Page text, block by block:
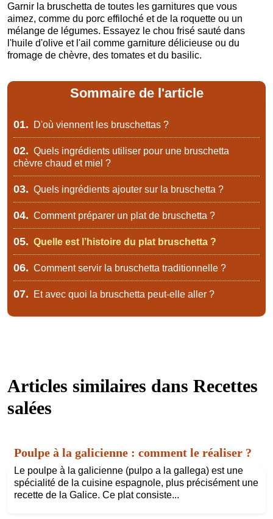
Garnir la bruschetta de toutes les garnitures que vous
aimez, comme du porc effiloché et de la roquette ou un
mélange de légumes. Essayez le chou frisé sauté dans
l'huile d'olive et l'ail comme garniture délicieuse ou du
fromage de chèvre, des tomates et du basilic.
Sommaire de l'article
01. D'où viennent les bruschettas ?
02. Quels ingrédients utiliser pour une bruschetta
chèvre chaud et miel ?
03. Quels ingrédients ajouter sur la bruschetta ?
04. Comment préparer un plat de bruschetta ?
05. Quelle est l’histoire du plat bruschetta ?
06. Comment servir la bruschetta traditionnelle ?
07. Et avec quoi la bruschetta peut-elle aller ?
Articles similaires dans Recettes
salées
Poulpe à la galicienne : comment le réaliser ?
Le poulpe à la galicienne (pulpo a la gallega) est une
spécialité de la cuisine espagnole, plus précisément une
recette de la Galice. Ce plat consiste...